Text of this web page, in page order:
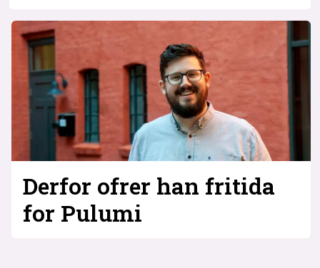
Derfor ofrer han fritida
for Pulumi